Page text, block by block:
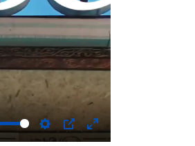
Settings
PIP